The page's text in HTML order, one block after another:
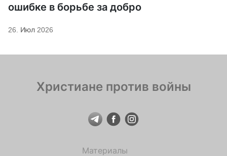
ошибке в борьбе за добро
26. Июл 2026
Христиане против войны
Материалы